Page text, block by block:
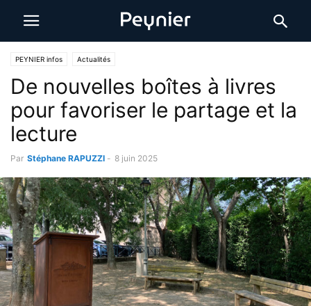
PEYNIER infos Actualités
De nouvelles boîtes à livres
pour favoriser le partage et la
lecture
Par Stéphane RAPUZZI - 8 juin 2025